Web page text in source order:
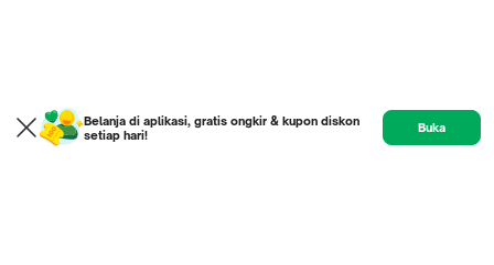
Belanja di aplikasi, gratis ongkir & kupon diskon
setiap hari!
Buka